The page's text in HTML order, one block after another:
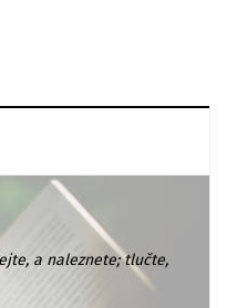
a naleznete; tlučte,